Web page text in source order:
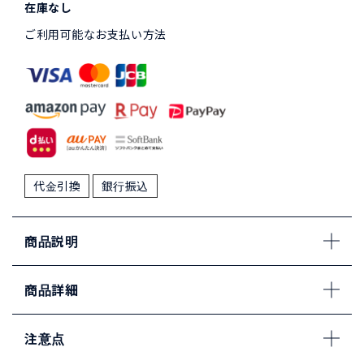
在庫なし
ご利用可能なお支払い方法
代金引換 銀行振込
商品説明
商品詳細
注意点